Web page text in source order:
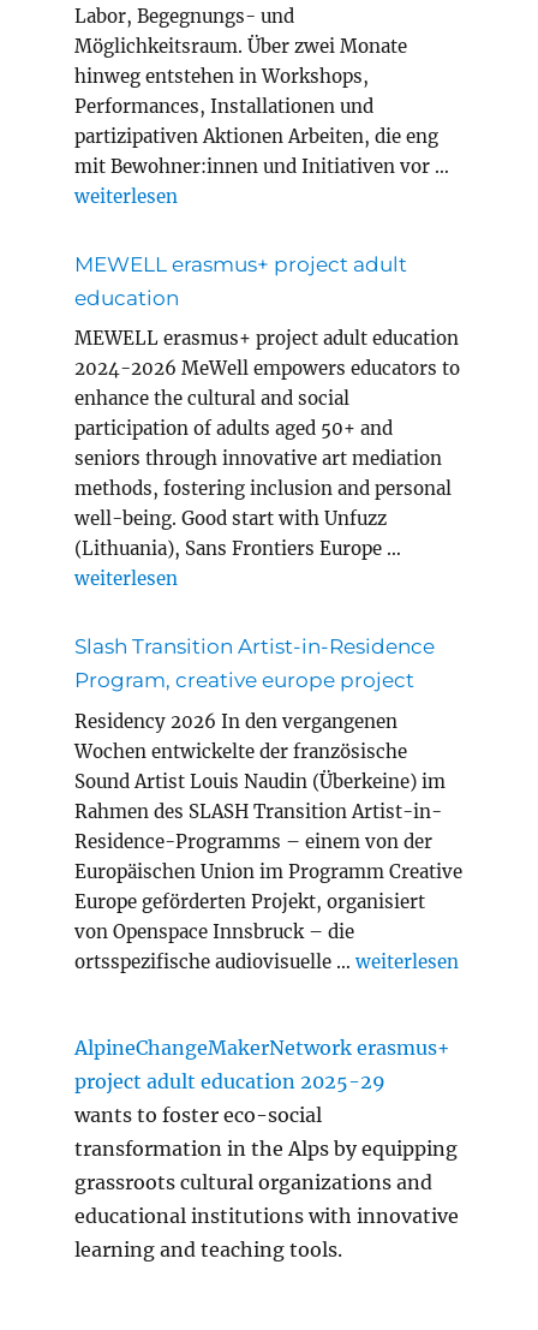
Labor, Begegnungs- und
Möglichkeitsraum. Über zwei Monate
hinweg entstehen in Workshops,
Performances, Installationen und
partizipativen Aktionen Arbeiten, die eng
mit Bewohner:innen und Initiativen vor …
„Magic Carpets Year 8 in Innsbruck“
weiterlesen
MEWELL erasmus+ project adult
education
MEWELL erasmus+ project adult education
2024-2026 MeWell empowers educators to
enhance the cultural and social
participation of adults aged 50+ and
seniors through innovative art mediation
methods, fostering inclusion and personal
well-being. Good start with Unfuzz
(Lithuania), Sans Frontiers Europe …
„MEWELL erasmus+ project adult education“
weiterlesen
Slash Transition Artist-in-Residence
Program, creative europe project
Residency 2026 In den vergangenen
Wochen entwickelte der französische
Sound Artist Louis Naudin (Überkeine) im
Rahmen des SLASH Transition Artist-in-
Residence-Programms – einem von der
Europäischen Union im Programm Creative
Europe geförderten Projekt, organisiert
von Openspace Innsbruck – die
ortsspezifische audiovisuelle …„Slash Transition
weiterlesen
AlpineChangeMakerNetwork erasmus+
project adult education 2025-29
wants to foster eco-social
transformation in the Alps by equipping
grassroots cultural organizations and
educational institutions with innovative
learning and teaching tools.